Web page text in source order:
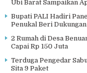
Ubi Barat Sampaikan
Bupati PALI Hadiri
Penukal Beri Dukungan
2 Rumah di Desa
Capai Rp 150 Juta
Terduga Pengedar
Sita 9 Paket